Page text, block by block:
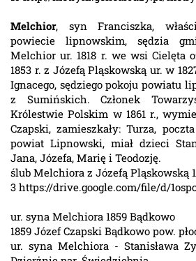
Melchior, syn Franciszka,
powiecie lipnowskim, sędzia
Melchior ur. 1818 r. we wsi Cielęta
1853 r. z Józefą Pląskowską ur. w
Ignacego, sędziego pokoju powiatu
z Sumińskich. Członek
Królestwie Polskim w 1861 r.,
Czapski, zamieszkały: Turza,
powiat Lipnowski, miał dzieci
Jana, Józefa, Marię i Teodozję.
ślub Melchiora z Józefą Pląskowską
3 https://drive.google.com/file/d/
ur. syna Melchiora 1859 Bądkowo
1859 Józef Czapski Bądkowo pow.
ur. syna Melchiora - Stanisława